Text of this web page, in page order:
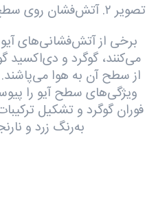
تصویر ۲. آتش‌فشان روی سطح آیو، قمر مشتری
برخی از آتش‌فشانی‌های آیو
از سطح آن به هوا
ویژگی‌های سطح آیو را
فوران گوگرد و تشکیل
به‌رنگ زرد و